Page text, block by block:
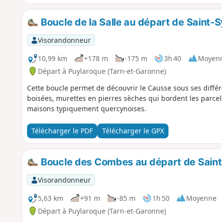
Boucle de la Salle au départ de Saint-
Visorandonneur
10,99 km
+178 m -175 m 3h 40
Départ à Puylaroque (Tarn-et-Garonne)
Cette boucle permet de découvrir le Causse sous ses
boisées, murettes en pierres sèches qui bordent les
maisons typiquement quercynoises.
Télécharger le PDF Télécharger le GPX
Boucle des Combes au départ de
Visorandonneur
5,63 km
+91 m -85 m 1h 50
Moyenne
Départ à Puylaroque (Tarn-et-Garonne)